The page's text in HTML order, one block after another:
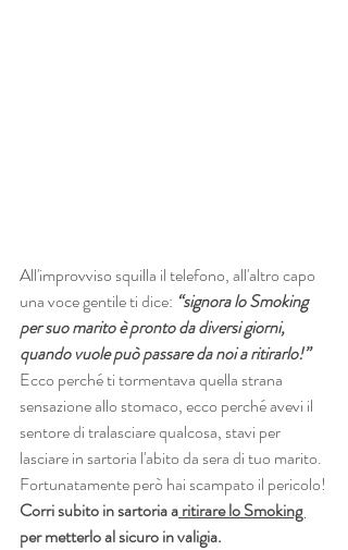
All'improvviso squilla il telefono, all'altro capo
una voce gentile ti dice: “signora lo Smoking
per suo marito è pronto da diversi giorni,
quando vuole può passare da noi a ritirarlo!”
Ecco perché ti tormentava quella strana
sensazione allo stomaco, ecco perché avevi il
sentore di tralasciare qualcosa, stavi per
lasciare in sartoria l'abito da sera di tuo marito.
Fortunatamente però hai scampato il pericolo!
Corri subito in sartoria a ritirare lo Smoking
per metterlo al sicuro in valigia.